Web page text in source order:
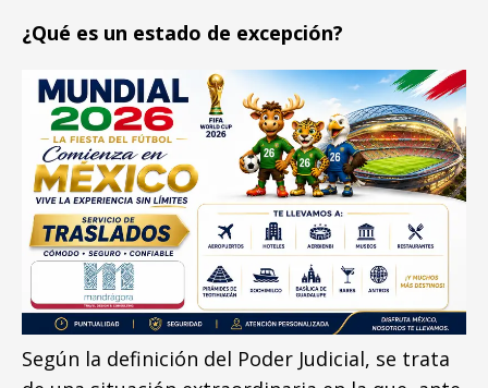
¿Qué es un estado de excepción?
Según la definición del Poder Judicial, se trata